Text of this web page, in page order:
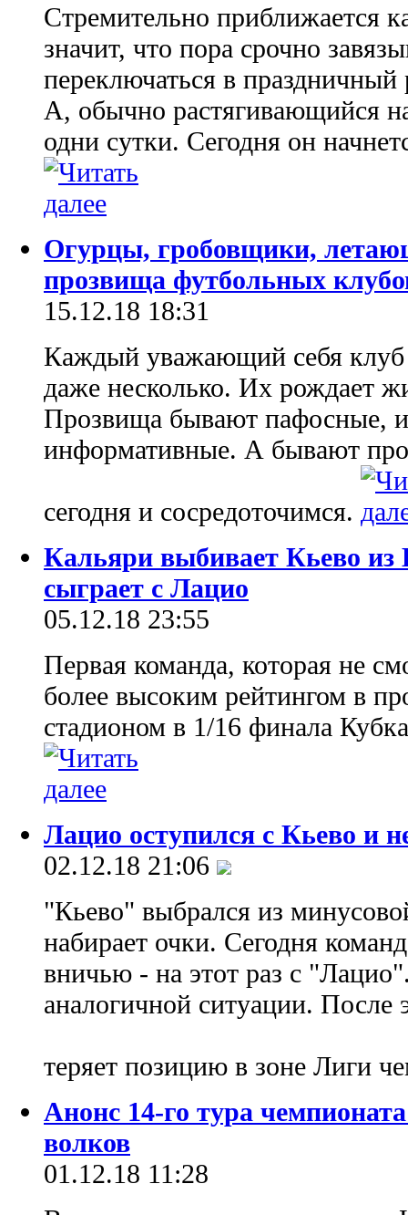
Стремительно приближается
значит, что пора срочно
переключаться в
А, обычно растягивающийся
одни сутки. Сегодня он
Огурцы, гробовщики,
прозвища футбольных
15.12.18 18:31
Каждый уважающий себя
даже несколько. Их рождает
Прозвища бывают пафосные,
информативные. А бывают
сегодня и сосредоточимся.
Кальяри выбивает Кьево
сыграет с Лацио
05.12.18 23:55
Первая команда, которая не
более высоким рейтингом в
стадионом в 1/16 финала
Лацио оступился с Кьево и
02.12.18 21:06
"Кьево" выбрался из
набирает очки. Сегодня
вничью - на этот раз с
аналогичной ситуации. После
теряет позицию в зоне Лиги
Анонс 14-го тура
волков
01.12.18 11:28